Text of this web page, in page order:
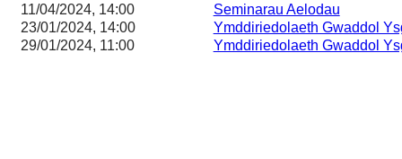
11/04/2024, 14:00 Seminarau Aelodau
23/01/2024, 14:00
Ymddiriedolaeth Gwaddol
29/01/2024, 11:00
Ymddiriedolaeth Gwaddol